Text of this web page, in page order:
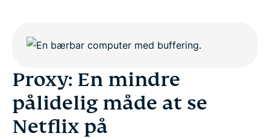
Proxy: En mindre
pålidelig måde at se
Netflix på